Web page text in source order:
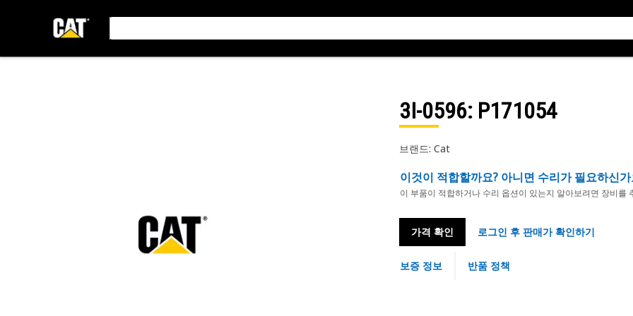
3I-0596: P171054
브랜드: Cat
이것이 적합할까요? 아니면 수리가 필요하신가
이 부품이 적합하거나 수리 옵션이 있는지 알아보려면 장비를
가격 확인 로그인 후 판매가 확인하기
보증 정보 반품 정책